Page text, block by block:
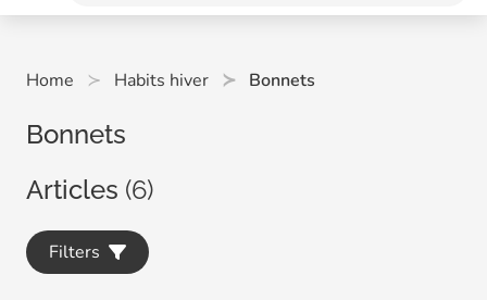
Home Habits hiver Bonnets
Bonnets
Articles (6)
Filters